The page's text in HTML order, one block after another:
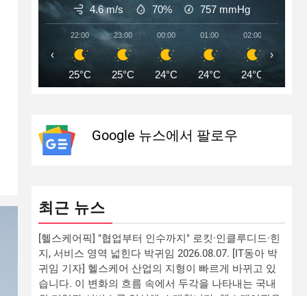
4.6 m/s 70% 757 mmHg
22:00
25°C
23:00
25°C
00:00
24°C
01:00
24°C
02:00
24°C
‹ ›
Google 뉴스에서 팔로우
최근 뉴스
[헬스케어픽] "협업부터 인수까지" 로킷·인클루디드·힌
지, 서비스 영역 넓힌다 박귀임 2026.08.07. [IT동아 박
귀임 기자] 헬스케어 산업의 지형이 빠르게 바뀌고 있
습니다. 이 변화의 흐름 속에서 두각을 나타내는 국내